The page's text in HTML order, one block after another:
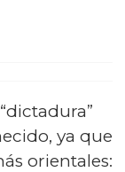
ya que
orientales: